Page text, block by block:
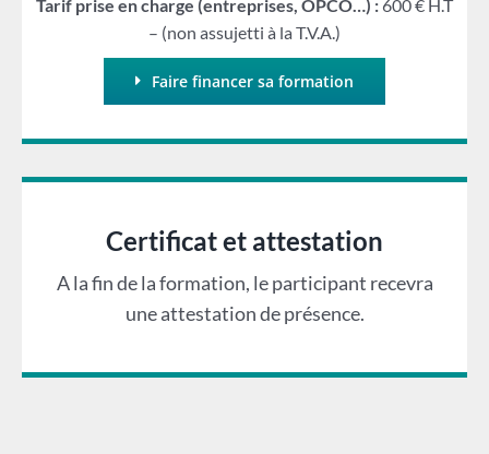
Tarif prise en charge (entreprises, OPCO…) : 600 € H.T
– (non assujetti à la T.V.A.)
Faire financer sa formation
Certificat et attestation
A la fin de la formation, le participant recevra
une attestation de présence.